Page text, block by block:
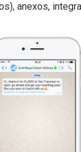
anexos,